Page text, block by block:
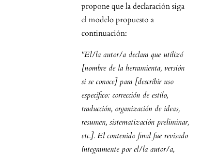
propone que la declaración siga
el modelo propuesto a
continuación:
"El/la autor/a declara que utilizó
[nombre de la herramienta, versión
si se conoce] para [describir uso
específico: corrección de estilo,
traducción, organización de ideas,
resumen, sistematización preliminar,
etc.]. El contenido final fue revisado
íntegramente por el/la autor/a,